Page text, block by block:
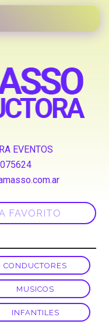
EVENTOS
CONDUCTORES
MUSICOS
INFANTILES